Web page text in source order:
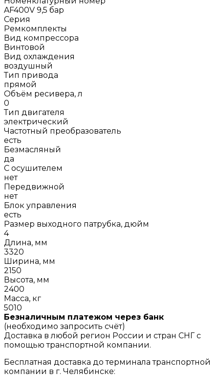
AF400V 9,5 бар
Серия
Ремкомплекты
Вид компрессора
Винтовой
Вид охлаждения
воздушный
Тип привода
прямой
Объём ресивера, л
0
Тип двигателя
электрический
Частотный преобразователь
есть
Безмасляный
да
С осушителем
нет
Передвижной
нет
Блок управления
есть
Размер выходного патрубка, дюйм
4
Длина, мм
3320
Ширина, мм
2150
Высота, мм
2400
Масса, кг
5010
Безналичным платежом через банк
(необходимо запросить счёт)
Доставка в любой регион России и стран СНГ с
помощью транспортной компании.
Бесплатная доставка до терминала транспортной
компании в г. Челябинске: